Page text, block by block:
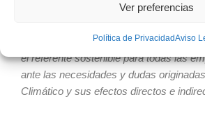
Ver preferencias
Política de PrivacidadAviso
Fundada en 2008, laFundación
el referente sostenible para todas las
ante las necesidades y dudas
Climático y sus efectos directos e